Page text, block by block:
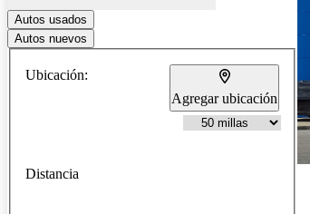
Autos usados
Autos nuevos
Ubicación:
Agregar ubicación
Distancia